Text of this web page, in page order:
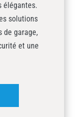
élégantes.
solutions
de garage,
et une